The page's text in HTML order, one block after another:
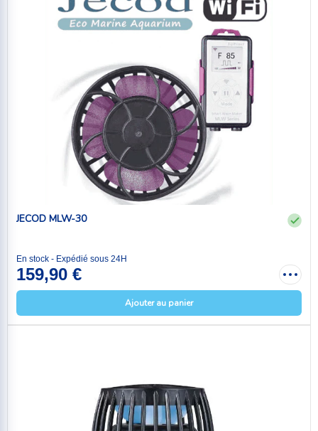
JECOD MLW-30
En stock - Expédié sous 24H
159,90 €
Ajouter au panier